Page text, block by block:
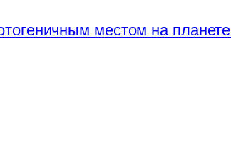
местом на